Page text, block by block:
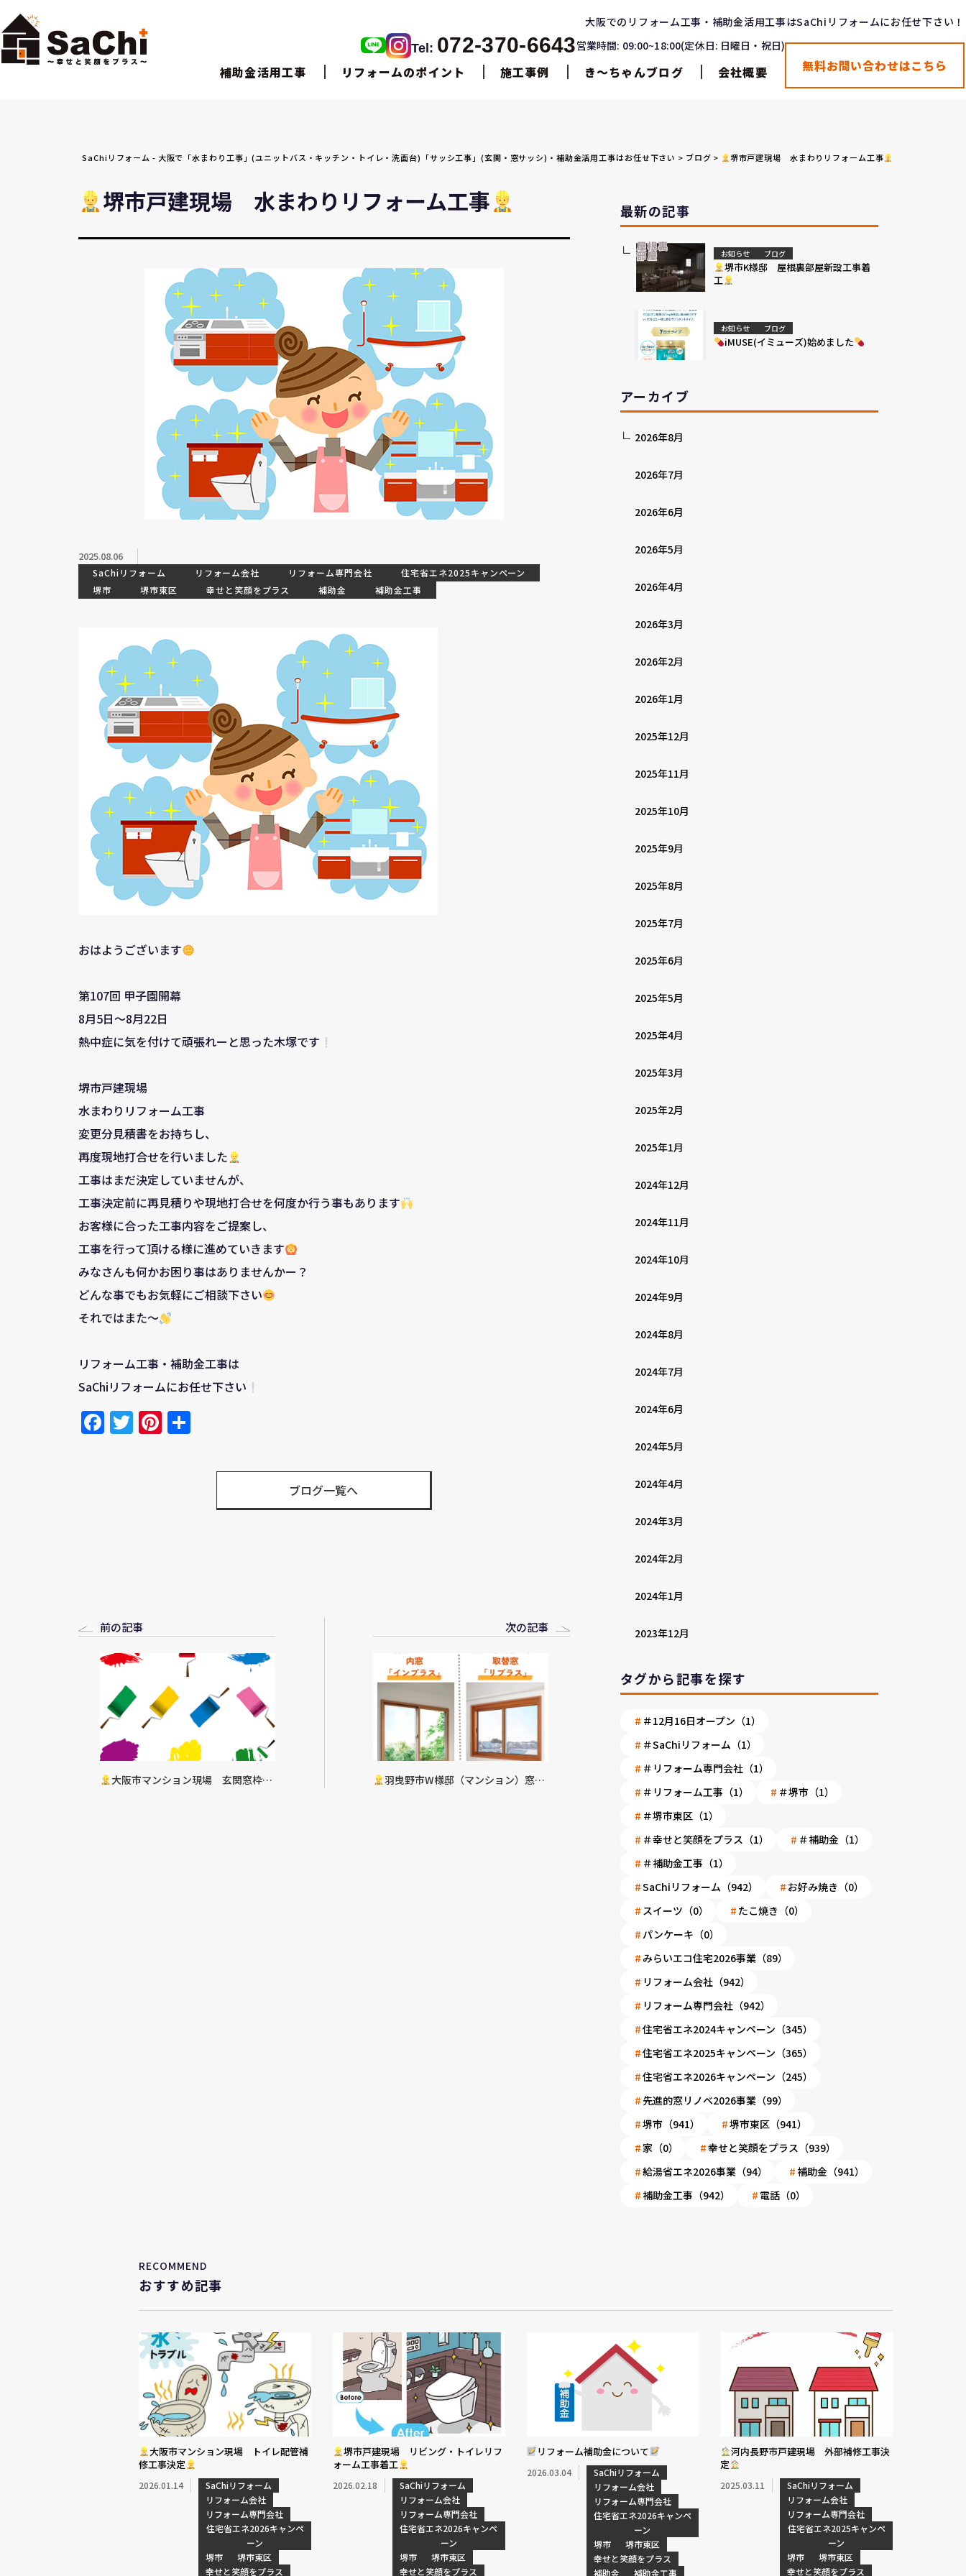
大阪でのリフォーム工事・補助金活用工事はSaChiリフォームにお任せ下さい！
Tel: 072-370-6643営業時間: 09:00~18:00(定休日: 日曜日・祝日)
補助金活用工事 リフォームのポイント 施工事例 き〜ちゃんブログ 会社概要 無料お問い合わせはこちら
SaChiリフォーム - 大阪で「水まわり工事」(ユニットバス・キッチン・トイレ・洗面台)「サッシ工事」(玄関・窓サッシ)・補助金活用工事はお任せ下さい > ブログ > 堺市戸建現場 水まわりリフォーム工事
堺市戸建現場 水まわりリフォーム工事
2025.08.06
SaChiリフォーム リフォーム会社 リフォーム専門会社
住宅省エネ2025キャンペーン
堺市
堺市東区 幸せと笑顔をプラス 補助金 補助金工事
おはようございます
第107回 甲子園開幕
8月5日～8月22日
熱中症に気を付けて頑張れーと思った木塚です
堺市戸建現場
水まわりリフォーム工事
変更分見積書をお持ちし、
再度現地打合せを行いました
工事はまだ決定していませんが、
工事決定前に再見積りや現地打合せを何度か行う事もあります
お客様に合った工事内容をご提案し、
工事を行って頂ける様に進めていきます
みなさんも何かお困り事はありませんかー？
どんな事でもお気軽にご相談下さい
それではまた～
リフォーム工事・補助金工事は
SaChiリフォームにお任せ下さい
Facebook
TwitterPinterest
ブログ一覧へ
前の記事
大阪市マンション現場 玄関窓枠塗
次の記事
羽曳野市W様邸（マンション）窓サ
最新の記事
お知らせ ブログ
堺市K様邸 屋根裏部屋新設工事着
工
お知らせ ブログ
iMUSE(イミューズ)始めました
アーカイブ
2026年8月
2026年7月
2026年6月
2026年5月
2026年4月
2026年3月
2026年2月
2026年1月
2025年12月
2025年11月
2025年10月
2025年9月
2025年8月
2025年7月
2025年6月
2025年5月
2025年4月
2025年3月
2025年2月
2025年1月
2024年12月
2024年11月
2024年10月
2024年9月
2024年8月
2024年7月
2024年6月
2024年5月
2024年4月
2024年3月
2024年2月
2024年1月
2023年12月
タグから記事を探す
＃12月16日オープン（1）
＃SaChiリフォーム（1）
＃リフォーム専門会社（1）
＃リフォーム工事（1）
＃堺市（1）
＃堺市東区（1）
＃幸せと笑顔をプラス（1）
＃補助金（1）
＃補助金工事（1）
SaChiリフォーム（942）
お好み焼き（0）
スイーツ（0）
たこ焼き（0）
パンケーキ（0）
みらいエコ住宅2026事業（89）
リフォーム会社（942）
リフォーム専門会社（942）
住宅省エネ2024キャンペーン（345）
住宅省エネ2025キャンペーン（365）
住宅省エネ2026キャンペーン（245）
先進的窓リノベ2026事業（99）
堺市（941）
堺市東区（941）
家（0）
幸せと笑顔をプラス（939）
給湯省エネ2026事業（94）
補助金（941）
補助金工事（942）
電話（0）
RECOMMEND
おすすめ記事
大阪市マンション現場 トイレ配管補
修工事決定
2026.01.14
SaChiリフォーム
リフォーム会社
リフォーム専門会社
住宅省エネ2026キャンペ
ーン
堺市
堺市東区
幸せと笑顔をプラス
堺市戸建現場 リビング・トイレリフ
ォーム工事着工
2026.02.18
SaChiリフォーム
リフォーム会社
リフォーム専門会社
住宅省エネ2026キャンペ
ーン
堺市
堺市東区
幸せと笑顔をプラス
リフォーム補助金について
2026.03.04
SaChiリフォーム
リフォーム会社
リフォーム専門会社
住宅省エネ2026キャンペ
ーン
堺市
堺市東区
幸せと笑顔をプラス
補助金
補助金工事
河内長野市戸建現場 外部補修工事決
定
2025.03.11
SaChiリフォーム
リフォーム会社
リフォーム専門会社
住宅省エネ2025キャンペ
ーン
堺市
堺市東区
幸せと笑顔をプラス